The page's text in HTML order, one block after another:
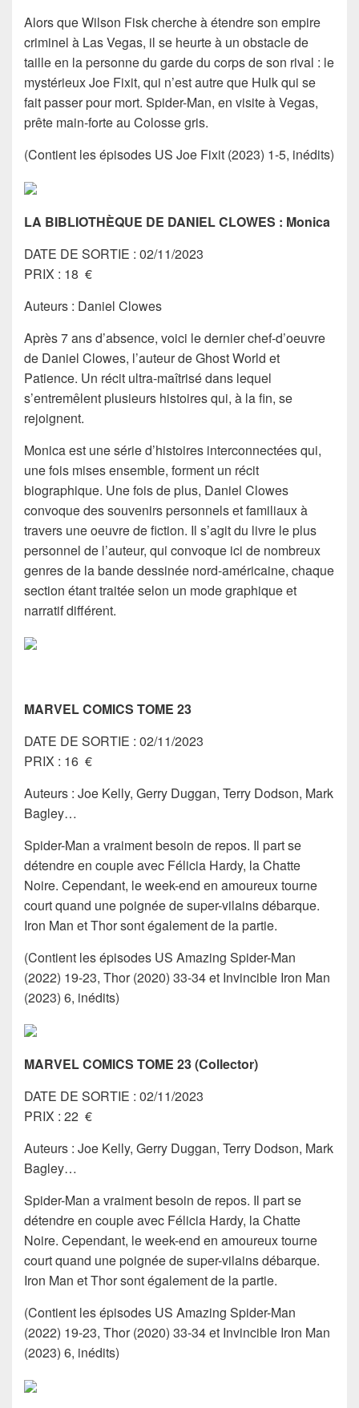
Alors que Wilson Fisk cherche à étendre son empire
criminel à Las Vegas, il se heurte à un obstacle de
taille en la personne du garde du corps de son rival : le
mystérieux Joe Fixit, qui n’est autre que Hulk qui se
fait passer pour mort. Spider-Man, en visite à Vegas,
prête main-forte au Colosse gris.
(Contient les épisodes US Joe Fixit (2023) 1-5, inédits)
LA BIBLIOTHÈQUE DE DANIEL CLOWES : Monica
DATE DE SORTIE : 02/11/2023
PRIX : 18 €
Auteurs : Daniel Clowes
Après 7 ans d’absence, voici le dernier chef-d’oeuvre
de Daniel Clowes, l’auteur de Ghost World et
Patience. Un récit ultra-maîtrisé dans lequel
s’entremêlent plusieurs histoires qui, à la fin, se
rejoignent.
Monica est une série d’histoires interconnectées qui,
une fois mises ensemble, forment un récit
biographique. Une fois de plus, Daniel Clowes
convoque des souvenirs personnels et familiaux à
travers une oeuvre de fiction. Il s’agit du livre le plus
personnel de l’auteur, qui convoque ici de nombreux
genres de la bande dessinée nord-américaine, chaque
section étant traitée selon un mode graphique et
narratif différent.
MARVEL COMICS TOME 23
DATE DE SORTIE : 02/11/2023
PRIX : 16 €
Auteurs : Joe Kelly, Gerry Duggan, Terry Dodson, Mark
Bagley…
Spider-Man a vraiment besoin de repos. Il part se
détendre en couple avec Félicia Hardy, la Chatte
Noire. Cependant, le week-end en amoureux tourne
court quand une poignée de super-vilains débarque.
Iron Man et Thor sont également de la partie.
(Contient les épisodes US Amazing Spider-Man
(2022) 19-23, Thor (2020) 33-34 et Invincible Iron Man
(2023) 6, inédits)
MARVEL COMICS TOME 23 (Collector)
DATE DE SORTIE : 02/11/2023
PRIX : 22 €
Auteurs : Joe Kelly, Gerry Duggan, Terry Dodson, Mark
Bagley…
Spider-Man a vraiment besoin de repos. Il part se
détendre en couple avec Félicia Hardy, la Chatte
Noire. Cependant, le week-end en amoureux tourne
court quand une poignée de super-vilains débarque.
Iron Man et Thor sont également de la partie.
(Contient les épisodes US Amazing Spider-Man
(2022) 19-23, Thor (2020) 33-34 et Invincible Iron Man
(2023) 6, inédits)